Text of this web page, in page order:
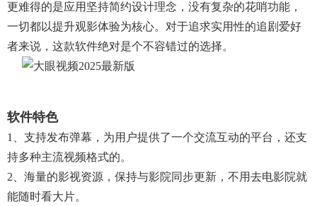
更难得的是应用坚持简约设计理念，没有复杂的花哨功能，
一切都以提升观影体验为核心。对于追求实用性的追剧爱好
者来说，这款软件绝对是个不容错过的选择。
软件特色
1、支持发布弹幕，为用户提供了一个交流互动的平台，还支
持多种主流视频格式的。
2、海量的影视资源，保持与影院同步更新，不用去电影院就
能随时看大片。